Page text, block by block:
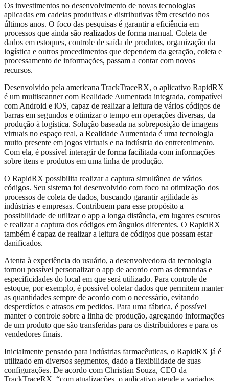
Os investimentos no desenvolvimento de novas tecnologias
aplicadas em cadeias produtivas e distributivas têm crescido nos
últimos anos. O foco das pesquisas é garantir a eficiência em
processos que ainda são realizados de forma manual. Coleta de
dados em estoques, controle de saída de produtos, organização da
logística e outros procedimentos que dependem da geração, coleta e
processamento de informações, passam a contar com novos
recursos.
Desenvolvido pela americana TrackTraceRX, o aplicativo RapidRX
é um multiscanner com Realidade Aumentada integrada, compatível
com Android e iOS, capaz de realizar a leitura de vários códigos de
barras em segundos e otimizar o tempo em operações diversas, da
produção à logística. Solução baseada na sobreposição de imagens
virtuais no espaço real, a Realidade Aumentada é uma tecnologia
muito presente em jogos virtuais e na indústria do entretenimento.
Com ela, é possível interagir de forma facilitada com informações
sobre itens e produtos em uma linha de produção.
O RapidRX possibilita realizar a captura simultânea de vários
códigos. Seu sistema foi desenvolvido com foco na otimização dos
processos de coleta de dados, buscando garantir agilidade às
indústrias e empresas. Contribuem para esse propósito a
possibilidade de utilizar o app a longa distância, em lugares escuros
e realizar a captura dos códigos em ângulos diferentes. O RapidRX
também é capaz de realizar a leitura de códigos que possam estar
danificados.
Atenta à experiência do usuário, a desenvolvedora da tecnologia
tornou possível personalizar o app de acordo com as demandas e
especificidades do local em que será utilizado. Para controle de
estoque, por exemplo, é possível coletar dados que permitem manter
as quantidades sempre de acordo com o necessário, evitando
desperdícios e atrasos em pedidos. Para uma fábrica, é possível
manter o controle sobre a linha de produção, agregando informações
de um produto que são transferidas para os distribuidores e para os
vendedores finais.
Inicialmente pensado para indústrias farmacêuticas, o RapidRX já é
utilizado em diversos segmentos, dado a flexibilidade de suas
configurações. De acordo com Christian Souza, CEO da
TrackTraceRX, “com atualizações, o aplicativo atende a variados